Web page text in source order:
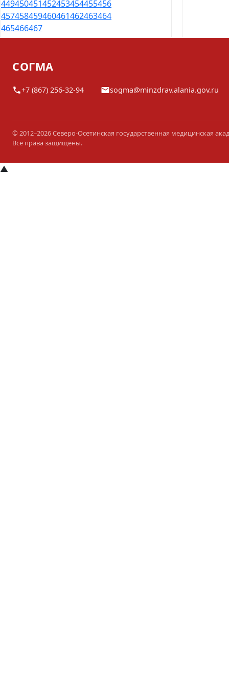
449450451452453454455456
457458459460461462463464
465466467
СОГМА
+7 (867) 256-32-94 sogma@minzdrav.alania.gov.ru
© 2012–2026 Северо-Осетинская государственная медицинская
Все права защищены.
▲